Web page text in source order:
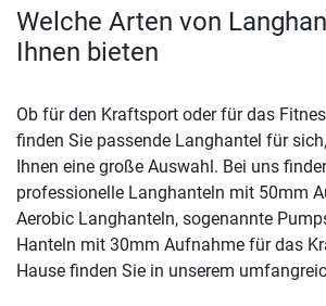
Welche Arten von
Ihnen bieten
Ob für den Kraftsport oder für das
finden Sie passende Langhantel für
Ihnen eine große Auswahl. Bei uns
professionelle Langhanteln mit 50mm
Aerobic Langhanteln, sogenannte
Hanteln mit 30mm Aufnahme für das
Hause finden Sie in unserem